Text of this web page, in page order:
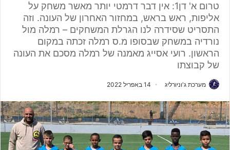
טרום א' דן1: אין דבר דרמטי יותר מאשר משחק על
אליפות, ראש בראש, במחזור האחרון של העונה. וזה
התסריט שסידרה לנו הגרלת המשחקים – רמלה מול
נורדיה במשחק שבסופו מ.ס רמלה זכתה במקום
הראשון. רועי אסייג מאמנה של רמלה מסכם את העונה
של קבוצתו
מערכת ג'וניורליג 14 באפריל 2022